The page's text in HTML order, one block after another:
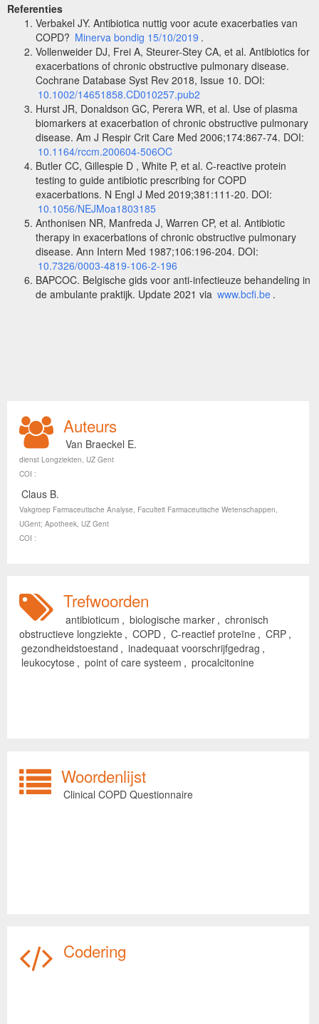
Referenties
Verbakel JY. Antibiotica nuttig voor acute exacerbaties van
COPD? Minerva bondig 15/10/2019 .
Vollenweider DJ, Frei A, Steurer-Stey CA, et al. Antibiotics for
exacerbations of chronic obstructive pulmonary disease.
Cochrane Database Syst Rev 2018, Issue 10. DOI:
10.1002/14651858.CD010257.pub2
Hurst JR, Donaldson GC, Perera WR, et al. Use of plasma
biomarkers at exacerbation of chronic obstructive pulmonary
disease. Am J Respir Crit Care Med 2006;174:867-74. DOI:
10.1164/rccm.200604-506OC
Butler CC, Gillespie D , White P, et al. C-reactive protein
testing to guide antibiotic prescribing for COPD
exacerbations. N Engl J Med 2019;381:111-20. DOI:
10.1056/NEJMoa1803185
Anthonisen NR, Manfreda J, Warren CP, et al. Antibiotic
therapy in exacerbations of chronic obstructive pulmonary
disease. Ann Intern Med 1987;106:196-204. DOI:
10.7326/0003-4819-106-2-196
BAPCOC. Belgische gids voor anti-infectieuze behandeling in
de ambulante praktijk. Update 2021 via www.bcfi.be .
Auteurs
Van Braeckel E.
dienst Longziekten, UZ Gent
COI :
Claus B.
Vakgroep Farmaceutische Analyse, Faculteit Farmaceutische Wetenschappen,
UGent; Apotheek, UZ Gent
COI :
Trefwoorden
antibioticum , biologische marker , chronisch
obstructieve longziekte , COPD , C-reactief proteïne , CRP ,
gezondheidstoestand , inadequaat voorschrijfgedrag ,
leukocytose , point of care systeem , procalcitonine
Woordenlijst
Clinical COPD Questionnaire
Codering